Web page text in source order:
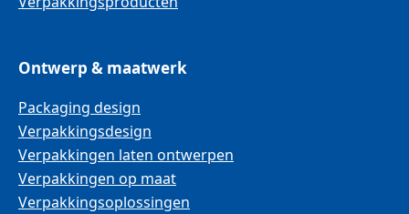
Ontwerp & maatwerk
Packaging design
Verpakkingsdesign
Verpakkingen laten ontwerpen
Verpakkingen op maat
Verpakkingsoplossingen